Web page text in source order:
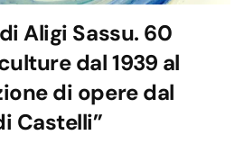
Aligi Sassu. 60
dal 1939 al
di opere dal
Castelli”